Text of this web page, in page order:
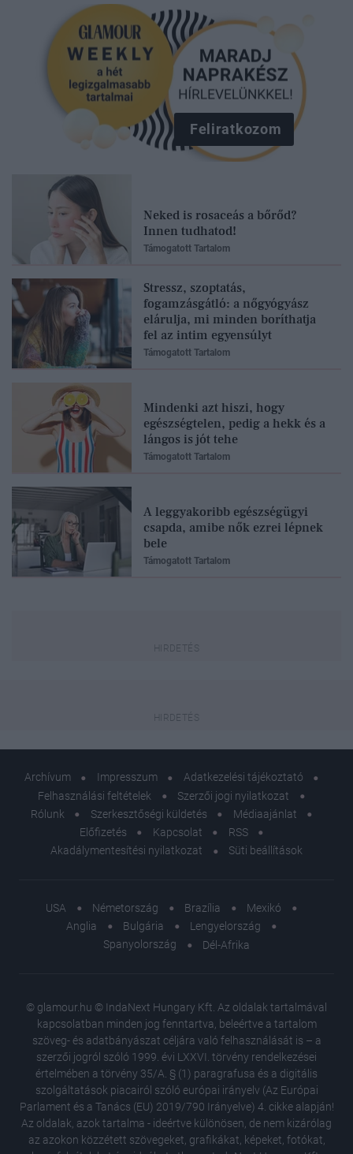
Feliratkozom
Neked is rosaceás a bőrőd?
Innen tudhatod!
Támogatott Tartalom
Stressz, szoptatás,
fogamzásgátló: a nőgyógyász
elárulja, mi minden boríthatja
fel az intim egyensúlyt
Támogatott Tartalom
Mindenki azt hiszi, hogy
egészségtelen, pedig a hekk és a
lángos is jót tehe
Támogatott Tartalom
A leggyakoribb egészségügyi
csapda, amibe nők ezrei lépnek
bele
Támogatott Tartalom
Archívum Impresszum
Adatkezelési tájékoztató
Felhasználási feltételek
Szerzői jogi nyilatkozat
Rólunk
Szerkesztőségi küldetés
Médiaajánlat
Előfizetés
Kapcsolat
RSS
Akadálymentesítési nyilatkozat
Süti beállítások
USA Németország Brazília
Mexikó
Anglia
Bulgária
Lengyelország
Spanyolország
Dél-Afrika
© glamour.hu © IndaNext Hungary Kft. Az oldalak tartalmával
kapcsolatban minden jog fenntartva, beleértve a tartalom
szöveg- és adatbányászat céljára való felhasználását is – a
szerzői jogról szóló 1999. évi LXXVI. törvény rendelkezései
értelmében a törvény 35/A. § (1) paragrafusa és a digitális
szolgáltatások piacairól szóló európai irányelv (Az Európai
Parlament és a Tanács (EU) 2019/790 Irányelve) 4. cikke alapján!
Az oldalak, azok tartalma - ideértve különösen, de nem kizárólag
az azokon közzétett szövegeket, grafikákat, képeket, fotókat,